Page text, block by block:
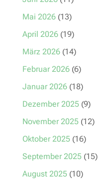
Mai 2026(13)
April 2026(19)
März 2026(14)
Februar 2026(6)
Januar 2026(18)
Dezember 2025(9)
November 2025(12)
Oktober 2025(16)
September 2025(15)
August 2025(10)